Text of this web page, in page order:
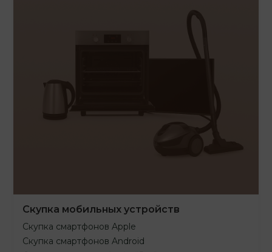
Скупка мобильных устройств
Скупка смартфонов Apple
Скупка смартфонов Android